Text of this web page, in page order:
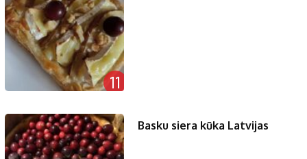
11
Basku siera kūka Latvijas